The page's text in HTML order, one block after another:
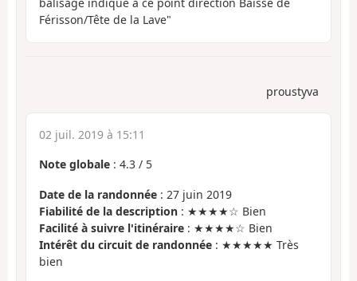
Férisson/Tête de la Lave"
proustyva
02 juil. 2019 à 15:11
Note globale : 4.3 / 5
Date de la randonnée : 27 juin 2019
Fiabilité de la description : ★★★★☆ Bien
Facilité à suivre l'itinéraire : ★★★★☆ Bien
Intérêt du circuit de randonnée : ★★★★★ Très
bien